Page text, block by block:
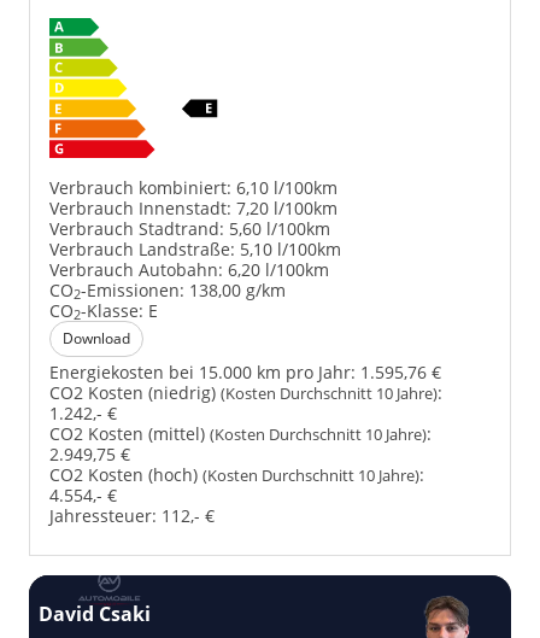
Verbrauch kombiniert: 6,10 l/100km
Verbrauch Innenstadt: 7,20 l/100km
Verbrauch Stadtrand: 5,60 l/100km
Verbrauch Landstraße: 5,10 l/100km
Verbrauch Autobahn: 6,20 l/100km
CO2-Emissionen: 138,00 g/km
CO2-Klasse: E
Download
Energiekosten bei 15.000 km pro Jahr: 1.595,76 €
CO2 Kosten (niedrig) (Kosten Durchschnitt 10 Jahre):
1.242,- €
CO2 Kosten (mittel) (Kosten Durchschnitt 10 Jahre):
2.949,75 €
CO2 Kosten (hoch) (Kosten Durchschnitt 10 Jahre):
4.554,- €
Jahressteuer: 112,- €
David Csaki